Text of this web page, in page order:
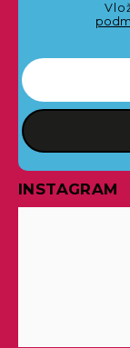
INSTAGRAM